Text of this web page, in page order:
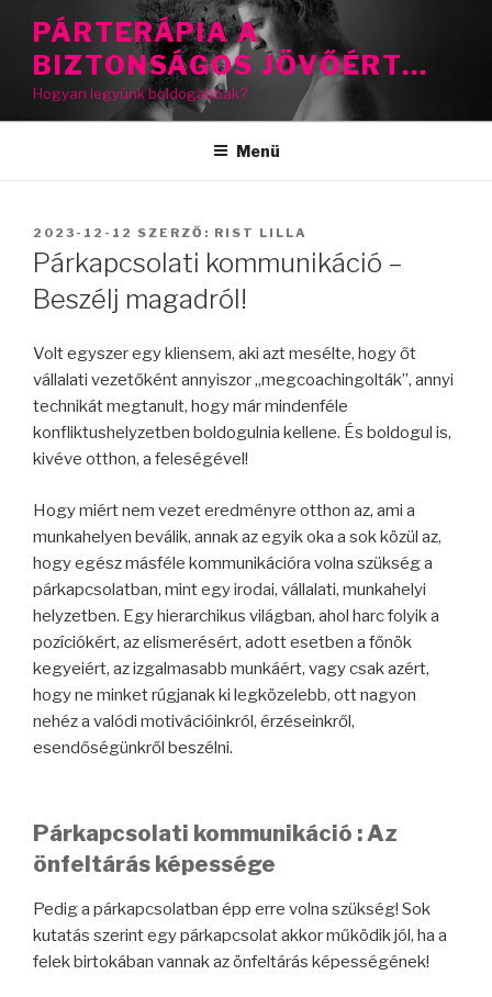
Tartalomhoz
PÁRTERÁPIA A
BIZTONSÁGOS JÖVŐÉRT…
Hogyan legyünk boldogabbak?
Menü
BEKÜLDVE:
2023-12-12 SZERZŐ: RIST LILLA
Párkapcsolati kommunikáció –
Beszélj magadról!
Volt egyszer egy kliensem, aki azt mesélte, hogy őt
vállalati vezetőként annyiszor „megcoachingolták”, annyi
technikát megtanult, hogy már mindenféle
konfliktushelyzetben boldogulnia kellene. És boldogul is,
kivéve otthon, a feleségével!
Hogy miért nem vezet eredményre otthon az, ami a
munkahelyen beválik, annak az egyik oka a sok közül az,
hogy egész másféle kommunikációra volna szükség a
párkapcsolatban, mint egy irodai, vállalati, munkahelyi
helyzetben. Egy hierarchikus világban, ahol harc folyik a
pozíciókért, az elismerésért, adott esetben a főnök
kegyeiért, az izgalmasabb munkáért, vagy csak azért,
hogy ne minket rúgjanak ki legközelebb, ott nagyon
nehéz a valódi motivációinkról, érzéseinkről,
esendőségünkről beszélni.
Párkapcsolati kommunikáció :Az
önfeltárás képessége
Pedig a párkapcsolatban épp erre volna szükség! Sok
kutatás szerint egy párkapcsolat akkor működik jól, ha a
felek birtokában vannak az önfeltárás képességének!